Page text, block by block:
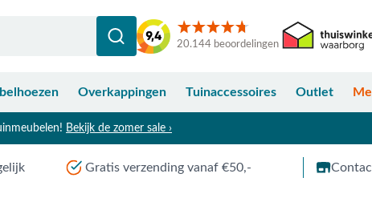
20.144 beoordelingen
Overkappingen Tuinaccessoires Outlet
Bekijk de zomer sale ›
Gratis verzending vanaf €50,-